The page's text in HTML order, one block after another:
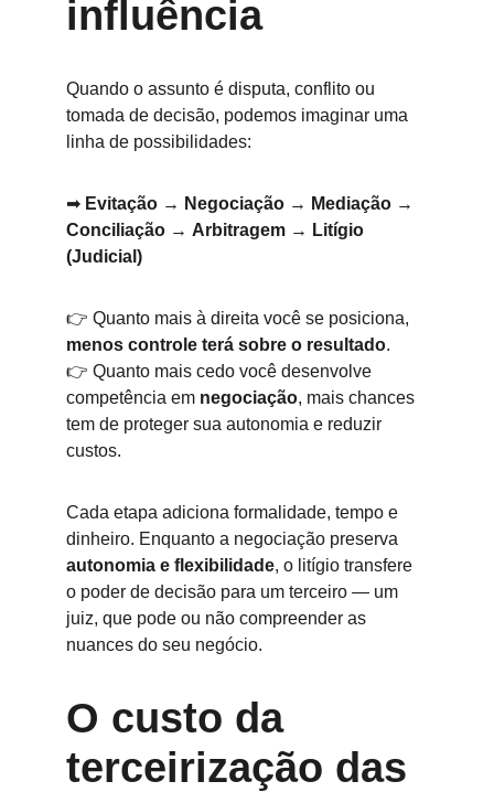
influência
Quando o assunto é disputa, conflito ou
tomada de decisão, podemos imaginar uma
linha de possibilidades:
➡ Evitação → Negociação → Mediação →
Conciliação → Arbitragem → Litígio
(Judicial)
👉 Quanto mais à direita você se posiciona,
menos controle terá sobre o resultado.
👉 Quanto mais cedo você desenvolve
competência em negociação, mais chances
tem de proteger sua autonomia e reduzir
custos.
Cada etapa adiciona formalidade, tempo e
dinheiro. Enquanto a negociação preserva
autonomia e flexibilidade, o litígio transfere
o poder de decisão para um terceiro — um
juiz, que pode ou não compreender as
nuances do seu negócio.
O custo da
terceirização das